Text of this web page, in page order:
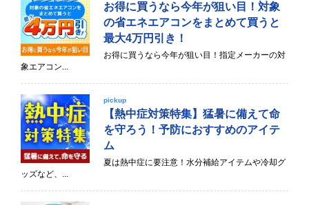
お得に買うなら今年が狙い目！対象
の省エネエアコンをまとめて買うと
最大4万円引き！
お得に買うなら今年が狙い目！指定メーカーの対
象エアコン...
pickup
【熱中症対策特集】猛暑に備えて命
を守ろう！予防におすすめのアイテ
ム
夏は熱中症に要注意！水分補給アイテムや冷却グ
ッズなど、...